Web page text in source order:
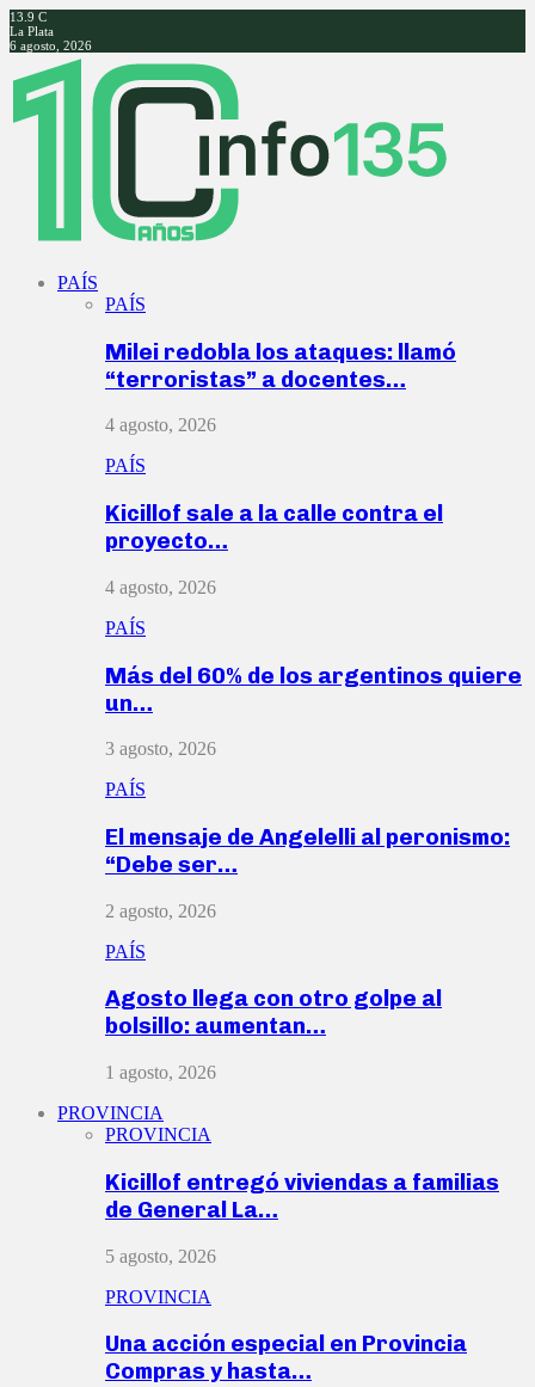
13.9 C
La Plata
6 agosto, 2026
Facebook
Twitter
Instagram
Youtube
PAÍS
PAÍS
Milei redobla los ataques: llamó
“terroristas” a docentes…
4 agosto, 2026
PAÍS
Kicillof sale a la calle contra el
proyecto…
4 agosto, 2026
PAÍS
Más del 60% de los argentinos quiere
un…
3 agosto, 2026
PAÍS
El mensaje de Angelelli al peronismo:
“Debe ser…
2 agosto, 2026
PAÍS
Agosto llega con otro golpe al
bolsillo: aumentan…
1 agosto, 2026
PROVINCIA
PROVINCIA
Kicillof entregó viviendas a familias
de General La…
5 agosto, 2026
PROVINCIA
Una acción especial en Provincia
Compras y hasta…